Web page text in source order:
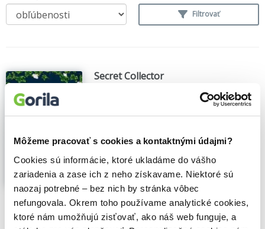
Môžeme pracovať s cookies a kontaktnými údajmi?
Cookies sú informácie, ktoré ukladáme do vášho
zariadenia a zase ich z neho získavame. Niektoré sú
naozaj potrebné – bez nich by stránka vôbec
nefungovala. Okrem toho používame analytické cookies,
ktoré nám umožňujú zisťovať, ako náš web funguje, a
Filtrovať
Secret Collector
Pan Macmillan
(2025)
'A complete joy' - Alexandra Potter,
bestselling author of Confessions of a
compassion, warmth and insight' - Laura
Barnett, author of The Versions of UsAn
uplifting and warm story about friendship
across generations,...Zobraziť viac
🍌 Odosielame o 6 dní.